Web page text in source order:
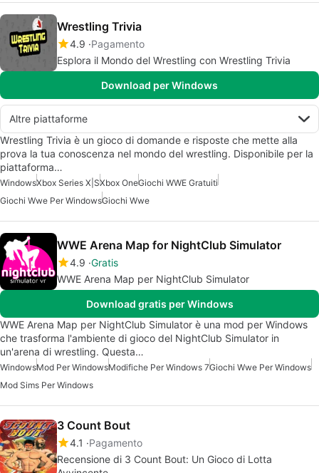
Wrestling Trivia
4.9 Pagamento
Esplora il Mondo del Wrestling con Wrestling Trivia
Download per Windows
Altre piattaforme
Wrestling Trivia è un gioco di domande e risposte che mette alla
prova la tua conoscenza nel mondo del wrestling. Disponibile per la
piattaforma…
WindowsXbox Series X|SXbox OneGiochi WWE Gratuiti
Giochi Wwe Per WindowsGiochi Wwe
WWE Arena Map for NightClub Simulator
4.9 Gratis
WWE Arena Map per NightClub Simulator
Download gratis per Windows
WWE Arena Map per NightClub Simulator è una mod per Windows
che trasforma l'ambiente di gioco del NightClub Simulator in
un'arena di wrestling. Questa…
WindowsMod Per WindowsModifiche Per Windows 7Giochi Wwe Per Windows
Mod Sims Per Windows
3 Count Bout
4.1
Pagamento
Recensione di 3 Count Bout: Un Gioco di Lotta